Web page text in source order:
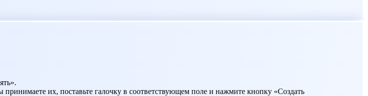
принимаете их, поставьте галочку в соответствующем поле и нажмите кнопку «Создать